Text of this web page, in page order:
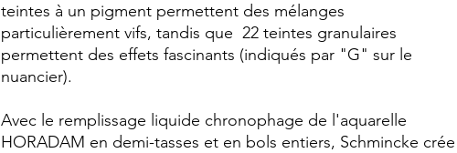
teintes à un pigment permettent des mélanges
particulièrement vifs, tandis que 22 teintes granulaires
permettent des effets fascinants (indiqués par "G" sur le
nuancier).
Avec le remplissage liquide chronophage de l'aquarelle
HORADAM en demi-tasses et en bols entiers, Schmincke crée